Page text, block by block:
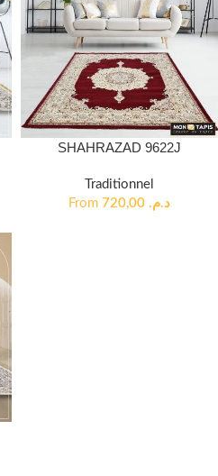
SHAHRAZAD 9622J
Traditionnel
From
د.م.